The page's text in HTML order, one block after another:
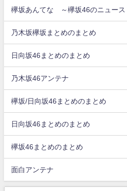
欅坂あんてな ～欅坂46のニュース
乃木坂欅坂まとめのまとめ
日向坂46まとめのまとめ
乃木坂46アンテナ
欅坂/日向坂46まとめのまとめ
日向坂46まとめのまとめ
欅坂46まとめのまとめ
面白アンテナ